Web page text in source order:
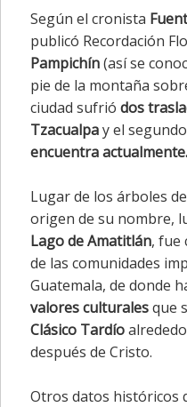
Según el cronista
publicó Recordación
Pampichín(así se
pie de la montaña
ciudad sufrió dos
Tzacualpay el
encuentra actualmente.
Lugar de los árboles de
origen de su nombre,
Lago de Amatitlán, fue
de las comunidades
Guatemala, de donde
valores culturalesque
Clásico Tardío
después de Cristo.
Otros datos históricos